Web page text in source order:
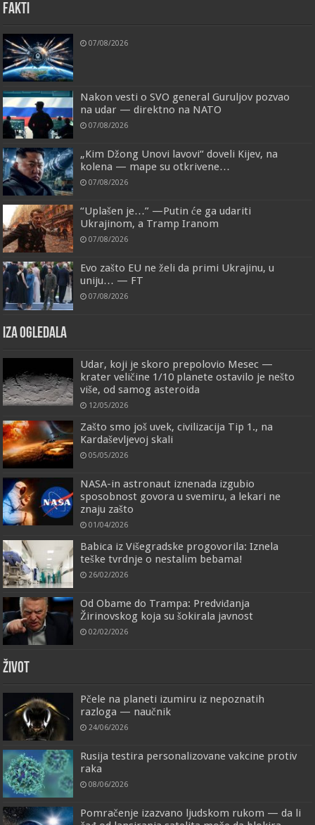
FAKTI
07/08/2026
Nakon vesti o SVO general Guruljov pozvao
na udar — direktno na NATO
07/08/2026
„Kim Džong Unovi lavovi“ doveli Kijev, na
kolena — mape su otkrivene…
07/08/2026
“Uplašen je…” —Putin će ga udariti
Ukrajinom, a Tramp Iranom
07/08/2026
Evo zašto EU ne želi da primi Ukrajinu, u
uniju… — FT
07/08/2026
IZA OGLEDALA
Udar, koji je skoro prepolovio Mesec —
krater veličine 1/10 planete ostavilo je nešto
više, od samog asteroida
12/05/2026
Zašto smo još uvek, civilizacija Tip 1., na
Kardaševljevoj skali
05/05/2026
NASA-in astronaut iznenada izgubio
sposobnost govora u svemiru, a lekari ne
znaju zašto
01/04/2026
Babica iz Višegradske progovorila: Iznela
teške tvrdnje o nestalim bebama!
26/02/2026
Od Obame do Trampa: Predviđanja
Žirinovskog koja su šokirala javnost
02/02/2026
ŽIVOT
Pčele na planeti izumiru iz nepoznatih
razloga — naučnik
24/06/2026
Rusija testira personalizovane vakcine protiv
raka
08/06/2026
Pomračenje izazvano ljudskom rukom — da li